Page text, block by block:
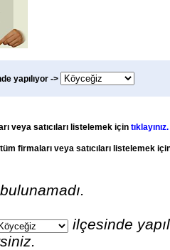
yapılıyor ->
veya satıcıları listelemek için tıklayınız.
firmaları veya satıcıları listelemek
ilçesinde